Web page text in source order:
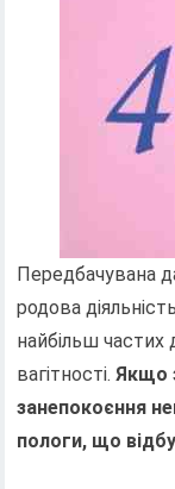
Передбачувана
родова
найбільш
вагітності.Якщо
занепокоєння
пологи, що